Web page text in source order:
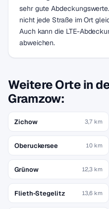
sehr gute
nicht jede Straße im Ort
Auch kann die LTE-
abweichen.
Weitere Orte in
Gramzow:
Zichow 3,7 km
Oberuckersee 10 km
Grünow 12,3 km
Flieth-Stegelitz 13,6 km